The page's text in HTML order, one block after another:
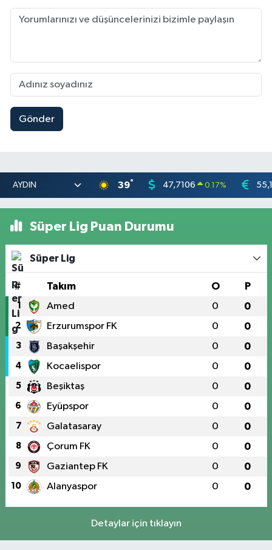
Gönder
39° 47,7106 0.17%
Süper Lig Puan Durumu
Süper Lig
# Takım O P
1 Amed 0 0
2 Erzurumspor FK 0 0
3 Başakşehir 0 0
4 Kocaelispor 0 0
5 Beşiktaş 0 0
6 Eyüpspor 0 0
7 Galatasaray 0 0
8 Çorum FK 0 0
9 Gaziantep FK 0 0
10 Alanyaspor 0 0
Detaylar için tıklayın